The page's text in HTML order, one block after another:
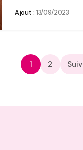
Ajout : 13/09/2023
1 2